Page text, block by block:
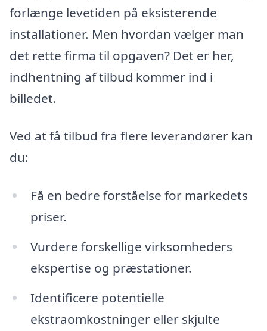
forlænge levetiden på eksisterende
installationer. Men hvordan vælger man
det rette firma til opgaven? Det er her,
indhentning af tilbud kommer ind i
billedet.
Ved at få tilbud fra flere leverandører kan
du:
Få en bedre forståelse for markedets
priser.
Vurdere forskellige virksomheders
ekspertise og præstationer.
Identificere potentielle
ekstraomkostninger eller skjulte